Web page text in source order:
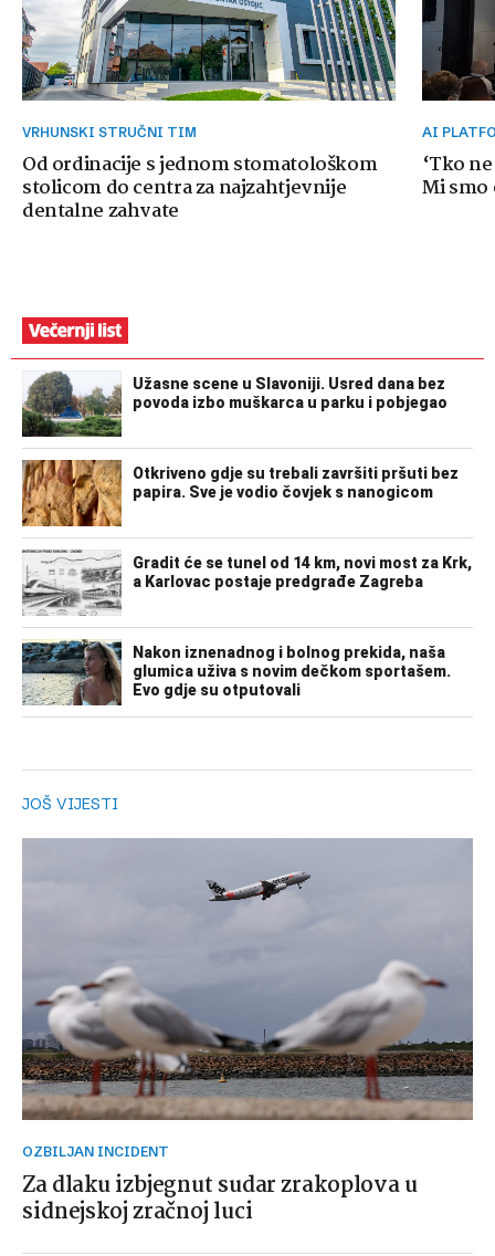
VRHUNSKI STRUČNI TIM
Od ordinacije s jednom stomatološkom
stolicom do centra za najzahtjevnije
dentalne zahvate
AI
‘Tko
Mi
JOŠ VIJESTI
OZBILJAN INCIDENT
Za dlaku izbjegnut sudar zrakoplova u
sidnejskoj zračnoj luci